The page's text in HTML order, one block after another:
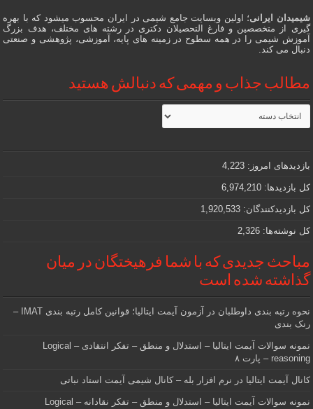
شیمیدان ایرانی؛ اولین وبسایت جامع شیمی در ایران محسوب میشود که با بهره
گیری از متخصصین و فارغ التحصیلان دکتری در رشته های مختلف، هدف بزرگ
آموزش شیمی را در همه سطوح در زمینه های پایه، آموزشی، پژوهشی و صنعتی
دنبال می کند.
مطالب جذاب و مهمی که دنبالش هستید
مطالب
جذاب
و
که
دنبالش
هستید
بازدیدهای امروز: 4,223
کل بازدیدها: 6,974,210
کل بازدیدکنند‌گان: 1,920,533
کل نوشته‌ها: 2,326
مباحث جدیدی که با شما فرهیختگان در میان
گذاشته شده است
نحوه رتبه بندی داوطلبان در آزمون آیمت ایتالیا؛ قوانین کامل رتبه بندی IMAT –
رنک بندی
نمونه سوالات آیمت ایتالیا – استدلال و منطق – تفکر انتقادی – Logical
reasoning – پارت ۸
کانال آیمت ایتالیا در نرم افزار بله – کانال شیمی آیمت استاد نباتی
نمونه سوالات آیمت ایتالیا – استدلال و منطق – تفکر نقادانه – Logical